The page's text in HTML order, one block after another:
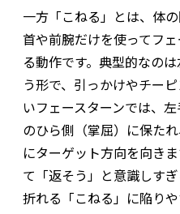
一方「こねる」とは、体
首や前腕だけを使ってフ
る動作です。典型的なの
う形で、引っかけやチー
いフェースターンでは、
のひら側（掌屈）に保た
にターゲット方向を向き
て「返そう」と意識しす
折れる「こねる」に陥り